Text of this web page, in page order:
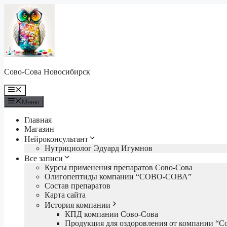
Перейти
содержимому
Сово-Сова Новосибирск
Меню
Меню
Главная
Магазин
Нейроконсультант
Нутрициолог Эдуард Игумнов
Все записи
Курсы применения препаратов Сово-Сова
Олигопептиды компании “СОВО-СОВА”
Состав препаратов
Карта сайта
История компании
КПД компании Сово-Сова
Продукция для оздоровления от компании